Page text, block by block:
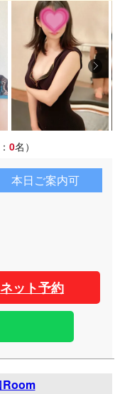
0名）
本日ご案内可
ネット予約
Room